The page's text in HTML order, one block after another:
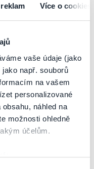
Více o cookies
vaše údaje (jako
např. souborů
na vašem
personalizované
náhled na
možnosti ohledně
účelům.
a choreografů
šesti
budou v prodeji na
vstupenek